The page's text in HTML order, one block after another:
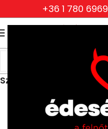
+36 1 780 6969
Ruhák és
Női Ruhák és
Szexi Jelmezek és